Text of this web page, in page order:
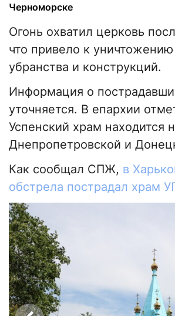
Черноморске
Огонь охватил церковь
что привело к уничтожению
убранства и конструкций.
Информация о
уточняется. В епархии
Успенский храм находится
Днепропетровской и
Как сообщал СПЖ, в
обстрела пострадал храм